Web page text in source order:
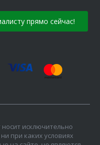
прямо сейчас!
исключительно
при каких условиях